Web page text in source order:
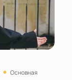
Основная